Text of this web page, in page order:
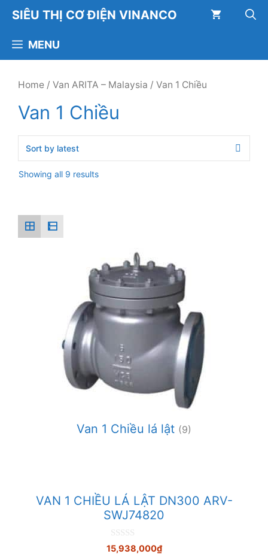
Chuyển
đến
dung
SIÊU THỊ CƠ ĐIỆN VINANCO
MENU
Home / Van ARITA – Malaysia / Van 1 Chiều
Van 1 Chiều
Showing all 9 results
Van 1 Chiều lá lật (9)
VAN 1 CHIỀU LÁ LẬT DN300 ARV-
SWJ74820
0
n
15,938,000₫